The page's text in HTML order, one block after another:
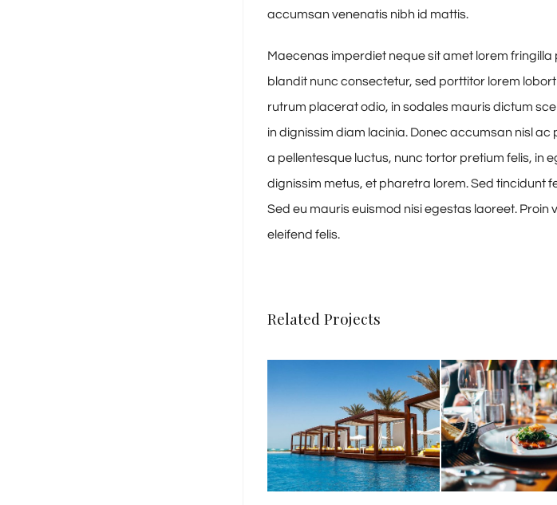
accumsan venenatis nibh id mattis.
Maecenas imperdiet neque sit amet lorem
blandit nunc consectetur, sed porttitor lorem
rutrum placerat odio, in sodales mauris dictum
in dignissim diam lacinia. Donec accumsan nisl
a pellentesque luctus, nunc tortor pretium felis, in
dignissim metus, et pharetra lorem. Sed tincidunt
Sed eu mauris euismod nisi egestas laoreet. Proin
eleifend felis.
Related Projects